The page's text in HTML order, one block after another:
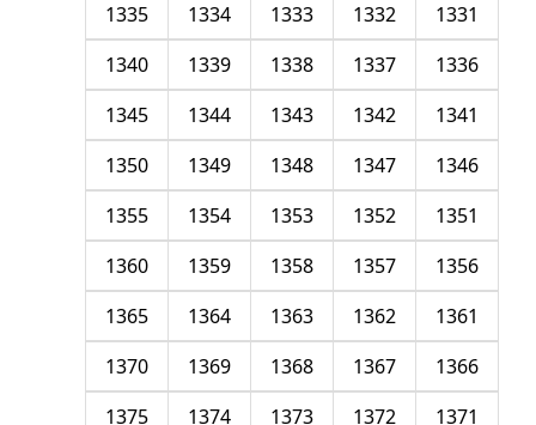
1331
1332
1333
1334
1335
1336
1337
1338
1339
1340
1341
1342
1343
1344
1345
1346
1347
1348
1349
1350
1351
1352
1353
1354
1355
1356
1357
1358
1359
1360
1361
1362
1363
1364
1365
1366
1367
1368
1369
1370
1371
1372
1373
1374
1375